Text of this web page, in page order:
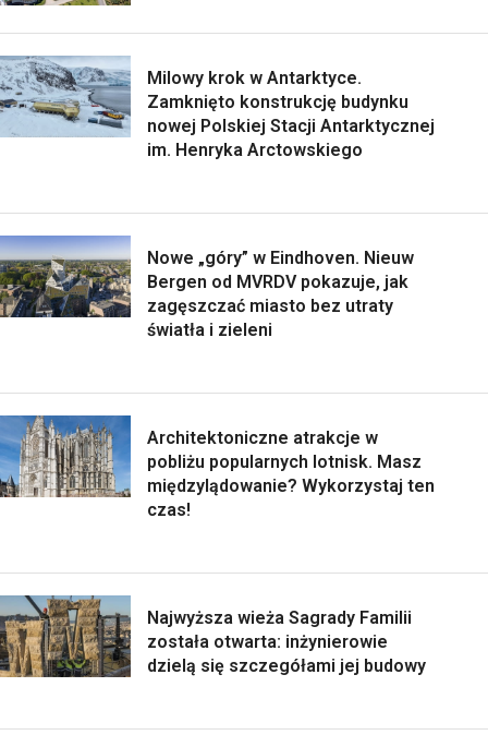
Milowy krok w Antarktyce.
Zamknięto konstrukcję budynku
nowej Polskiej Stacji Antarktycznej
im. Henryka Arctowskiego
Nowe „góry” w Eindhoven. Nieuw
Bergen od MVRDV pokazuje, jak
zagęszczać miasto bez utraty
światła i zieleni
Architektoniczne atrakcje w
pobliżu popularnych lotnisk. Masz
międzylądowanie? Wykorzystaj ten
czas!
Najwyższa wieża Sagrady Familii
została otwarta: inżynierowie
dzielą się szczegółami jej budowy